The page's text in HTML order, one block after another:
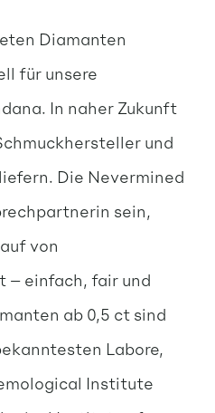
Diamanten
für unsere
In naher Zukunft
und
Die Nevermined
sein,
von
– einfach, fair und
ab 0,5 ct sind
Labore,
Institute